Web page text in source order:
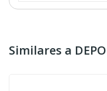
Similares a